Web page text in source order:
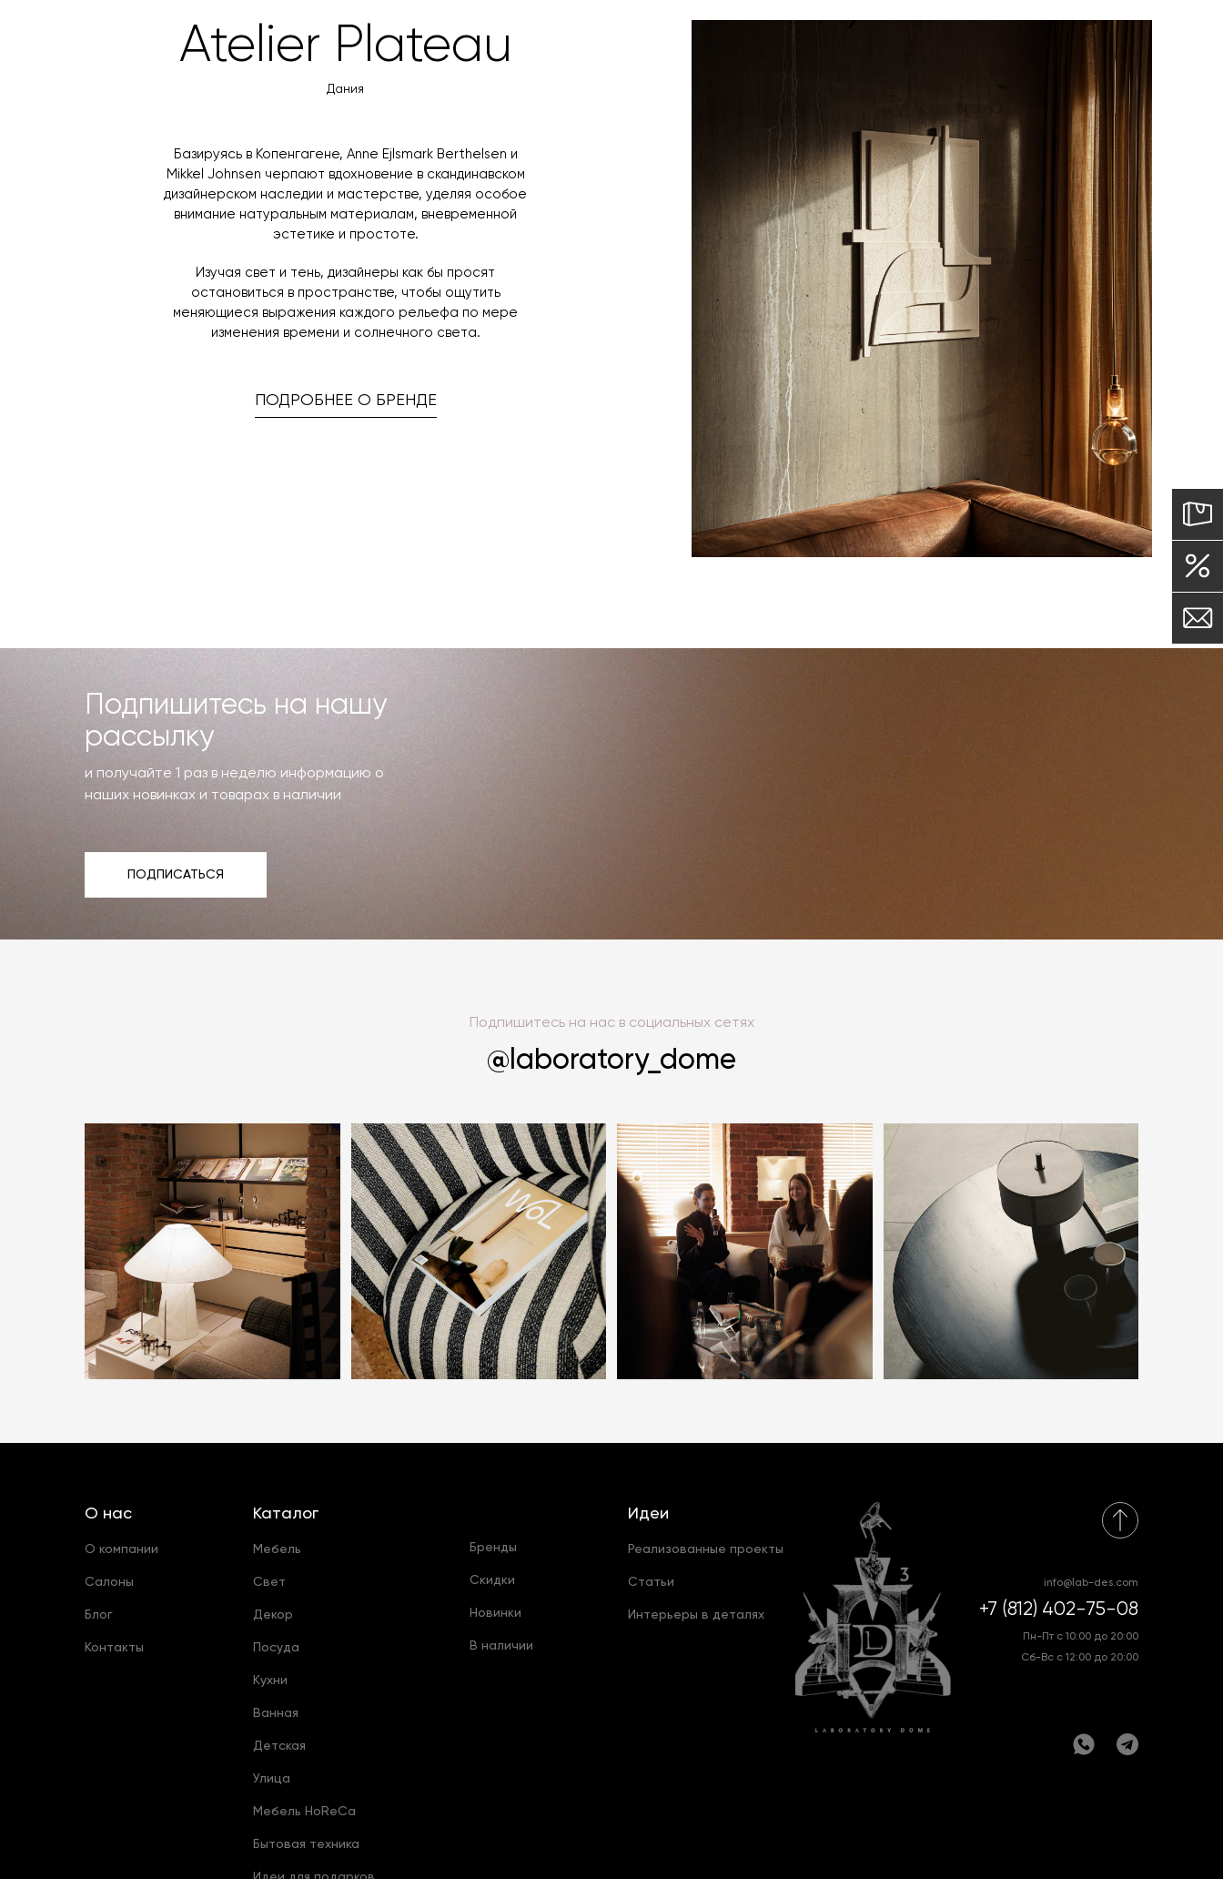
Atelier Plateau
Дания
Базируясь в Копенгагене, Anne Ejlsmark Berthelsen и
Mikkel Johnsen черпают вдохновение в скандинавском
дизайнерском наследии и мастерстве, уделяя особое
внимание натуральным материалам, вневременной
эстетике и простоте.
Изучая свет и тень, дизайнеры как бы просят
остановиться в пространстве, чтобы ощутить
меняющиеся выражения каждого рельефа по мере
изменения времени и солнечного света.
ПОДРОБНЕЕ О БРЕНДЕ
Подпишитесь на нашу
рассылку
и получайте 1 раз в неделю информацию о
наших новинках и товарах в наличии
ПОДПИСАТЬСЯ
Подпишитесь на нас в социальных сетях
@laboratory_dome
О нас
О компании
Салоны
Блог
Контакты
Каталог
Мебель
Свет
Декор
Посуда
Кухни
Ванная
Детская
Улица
Мебель HoReCa
Бытовая техника
Идеи
Реализованные проекты
Статьи
Интерьеры в деталях
Бренды
Скидки
Новинки
В наличии
info@lab-des.com
+7 (812) 402-75-08
Пн-Пт с 10:00 до 20:00
Сб-Вс с 12:00 до 20:00